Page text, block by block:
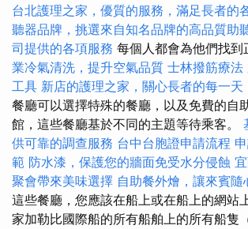
台北護理之家，優質的服務，滿足長者的
聽器品牌，挑選來自知名品牌的高品質助
司提供的各項服務 每個人都會為他們找到
業冷氣清洗，提升空氣品質 士林撥筋療法
工具 新店的護理之家，關心長者的每一天
餐廳可以選擇特殊的餐廳，以及免費的自
館，這些餐廳基於不同的主題等待乘客。
供可靠的調查服務 台中台胞證申請流程
範 防水漆，保護您的牆面免受水分侵蝕
聚會帶來美味選擇 自助餐外燴，讓來賓隨
這些餐廳，您應該在船上或在船上的網站
家加勒比國際船的所有船舶上的所有船隻